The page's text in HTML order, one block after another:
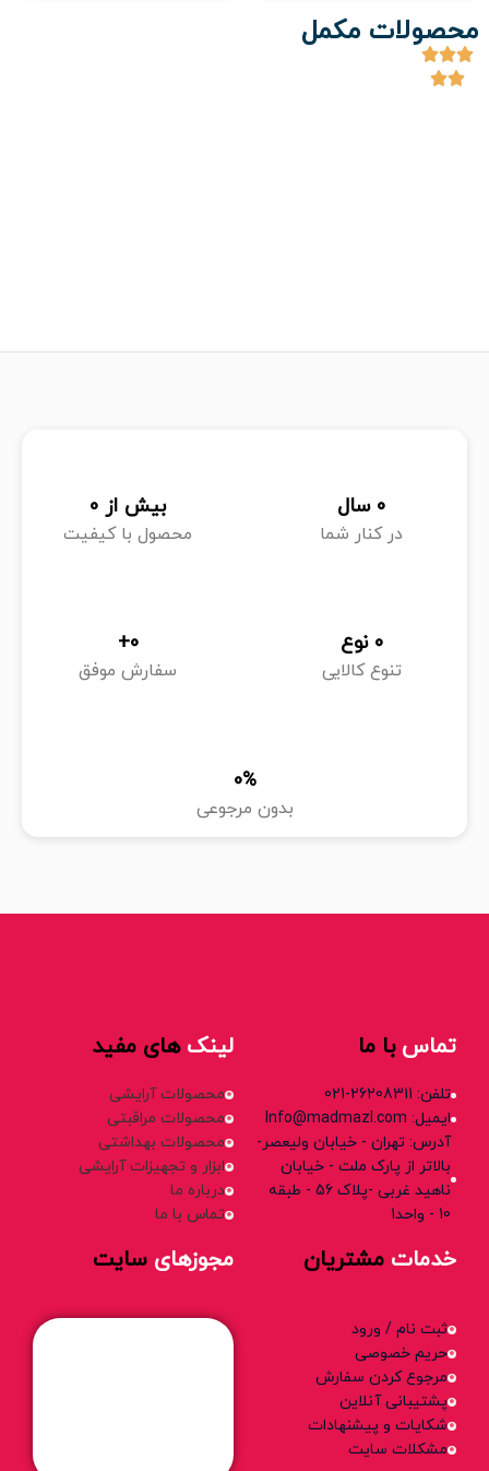
محصولات مکمل
در کنار شما
0 سال
محصول با کیفیت
بیش از 0
تنوع کالایی
0 نوع
سفارش موفق
0
+
بدون مرجوعی
%
0
تماسبا ما
تلفن: 26208311-021
ایمیل: Info@madmazl.com
آدرس: تهران - خیابان ولیعصر-
بالاتر از پارک ملت - خیابان
ناهید غربی -پلاک 56 - طبقه
10 - واحد1
لینک های مفید
محصولات آرایشی
محصولات مراقبتی
محصولات بهداشتی
ابزار و تجهیزات آرایشی
درباره ما
تماس با ما
خدمات مشتریان
ثبت نام / ورود
حریم خصوصی
مرجوع کردن سفارش
پشتیبانی آنلاین
شکایات و پیشنهادات
مشکلات سایت
مجوزهای سایت